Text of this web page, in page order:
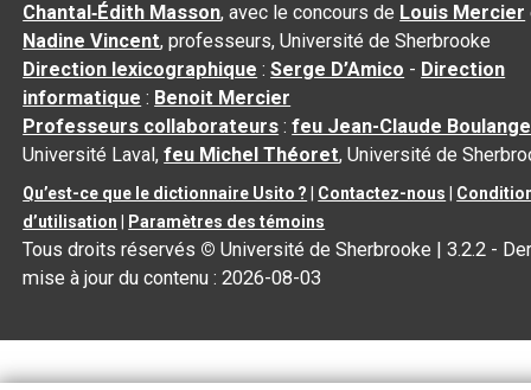
Chantal‑Édith Masson, avec le concours de Louis Mercier
Nadine Vincent, professeurs, Université de Sherbrooke
Direction lexicographique :Serge D’Amico - Direction
informatique : Benoit Mercier
Professeurs collaborateurs :feu Jean-Claude
Université Laval,feu Michel Théoret, Université de
Qu’est-ce que le dictionnaire Usito ? Contactez-nous
d’utilisation
Paramètres des témoins
Tous droits réservés © Université de Sherbrooke |3.2.2 -
mise à jour du contenu :2026-08-03